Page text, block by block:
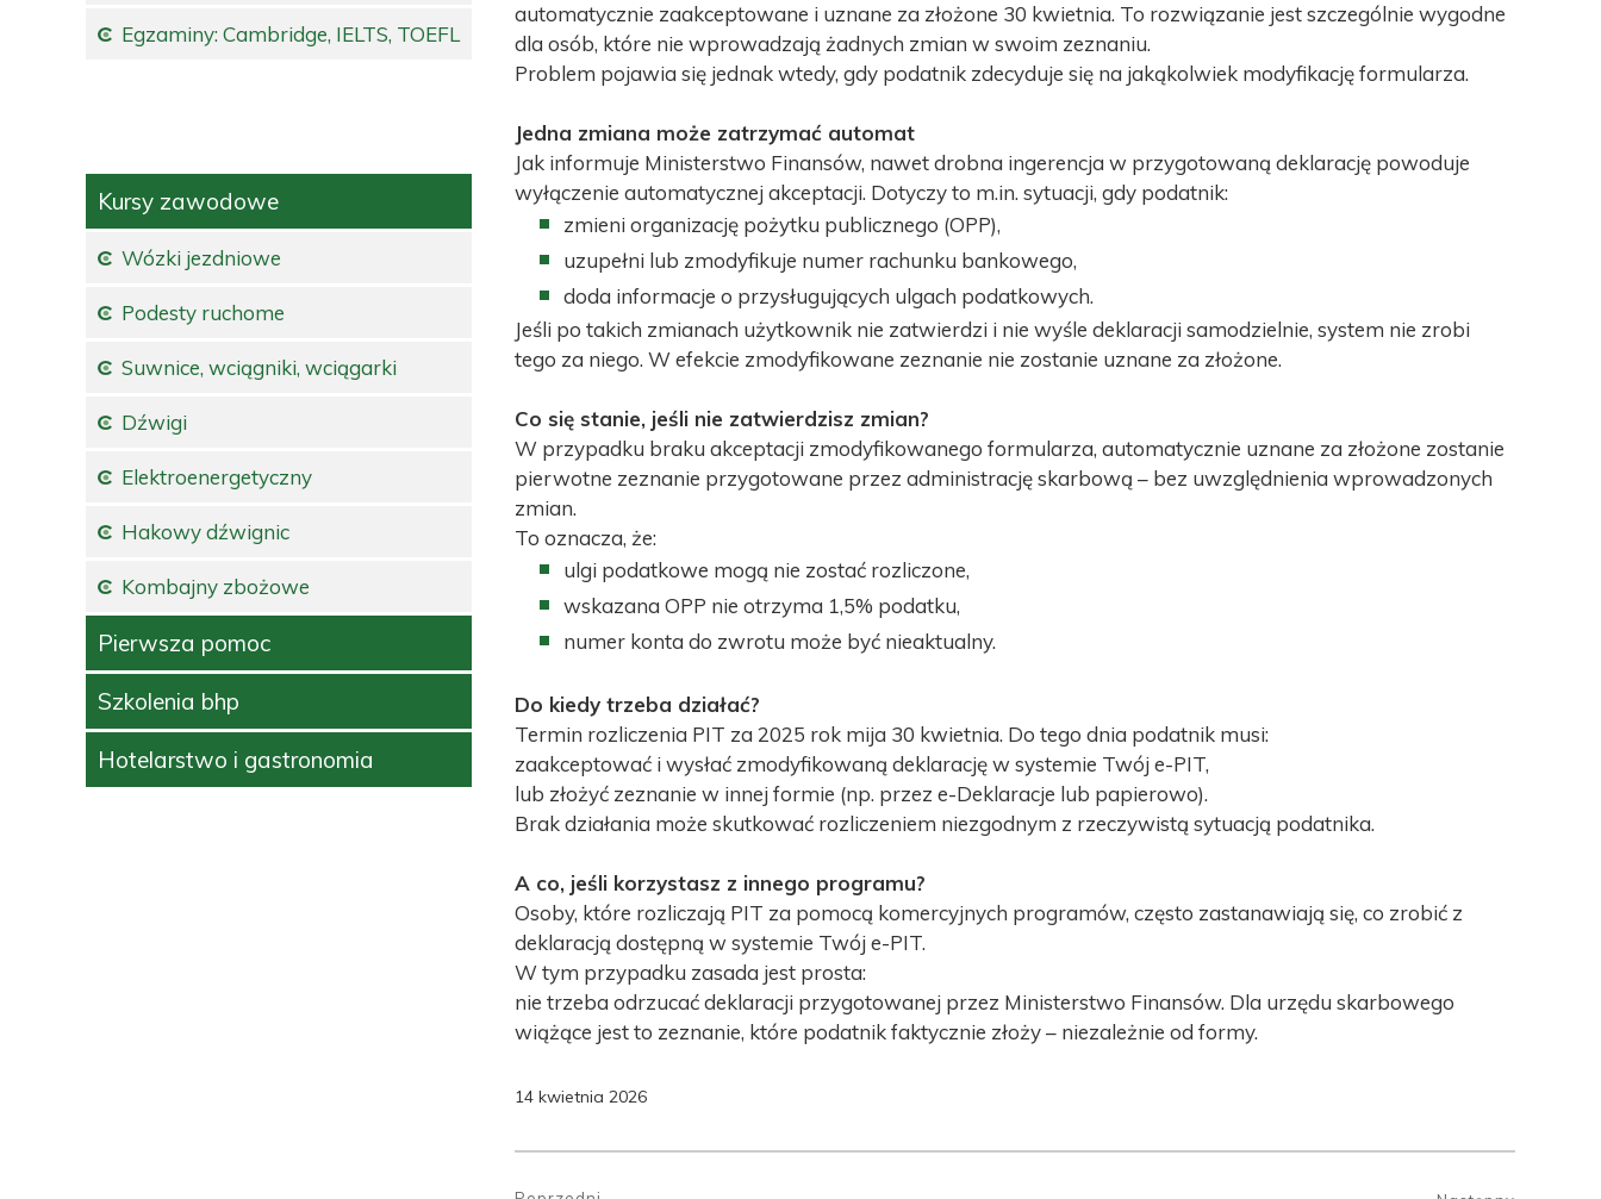
automatycznie zaakceptowane i uznane za złożone 30 kwietnia. To rozwiązanie jest szczególnie wygodne
dla osób, które nie wprowadzają żadnych zmian w swoim zeznaniu.
Problem pojawia się jednak wtedy, gdy podatnik zdecyduje się na jakąkolwiek modyfikację formularza.
Jedna zmiana może zatrzymać automat
Jak informuje Ministerstwo Finansów, nawet drobna ingerencja w przygotowaną deklarację powoduje
wyłączenie automatycznej akceptacji. Dotyczy to m.in. sytuacji, gdy podatnik:
zmieni organizację pożytku publicznego (OPP),
uzupełni lub zmodyfikuje numer rachunku bankowego,
doda informacje o przysługujących ulgach podatkowych.
Jeśli po takich zmianach użytkownik nie zatwierdzi i nie wyśle deklaracji samodzielnie, system nie zrobi
tego za niego. W efekcie zmodyfikowane zeznanie nie zostanie uznane za złożone.
Co się stanie, jeśli nie zatwierdzisz zmian?
W przypadku braku akceptacji zmodyfikowanego formularza, automatycznie uznane za złożone zostanie
pierwotne zeznanie przygotowane przez administrację skarbową – bez uwzględnienia wprowadzonych
zmian.
To oznacza, że:
ulgi podatkowe mogą nie zostać rozliczone,
wskazana OPP nie otrzyma 1,5% podatku,
numer konta do zwrotu może być nieaktualny.
Do kiedy trzeba działać?
Termin rozliczenia PIT za 2025 rok mija 30 kwietnia. Do tego dnia podatnik musi:
zaakceptować i wysłać zmodyfikowaną deklarację w systemie Twój e-PIT,
lub złożyć zeznanie w innej formie (np. przez e-Deklaracje lub papierowo).
Brak działania może skutkować rozliczeniem niezgodnym z rzeczywistą sytuacją podatnika.
A co, jeśli korzystasz z innego programu?
Osoby, które rozliczają PIT za pomocą komercyjnych programów, często zastanawiają się, co zrobić z
deklaracją dostępną w systemie Twój e-PIT.
W tym przypadku zasada jest prosta:
nie trzeba odrzucać deklaracji przygotowanej przez Ministerstwo Finansów. Dla urzędu skarbowego
wiążące jest to zeznanie, które podatnik faktycznie złoży – niezależnie od formy.
14 kwietnia 2026
Nawigacja
Egzaminy: Cambridge, IELTS, TOEFL
Kursy zawodowe
Wózki jezdniowe
Podesty ruchome
Suwnice, wciągniki, wciągarki
Dźwigi
Elektroenergetyczny
Hakowy dźwignic
Kombajny zbożowe
Pierwsza pomoc
Szkolenia bhp
Hotelarstwo i gastronomia